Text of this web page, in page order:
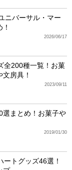
ニバーサル・マー
2026/06/17
全200種一覧！お菓
房具！
2023/09/11
選まとめ！お菓子や
2019/01/30
ートグッズ46選！